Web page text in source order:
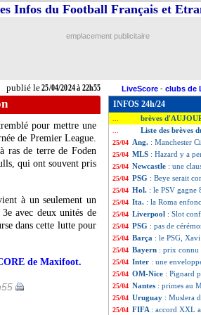
publié le25/04/2024 à 22h55
Infos du Football Français et
emplacement publicitaire
LiveScore - clubs de
pour mettre une
de Premier League.
ras de terre de Foden
qui ont souvent pris
à un seulement un
avec deux unités de
dans cette lutte pour
de Maxifoot.
INFOS 24h/24
brèves
Liste des brèves
25/04 Ang. : Manchester
25/04 MLS : Hazard y a
25/04 Newcastle : une
25/04 PSG : Beye serait
25/04 Hol. : le PSV gagne
25/04 Ita. : la Roma
25/04 Liverpool : Slot
25/04 PSG : pas de
25/04 Barça : le PSG,
25/04 Bayern : prix connu
25/04 Inter : une
25/04 OM-Nice : Pignard
25/04 Nantes : primes au
25/04 Uruguay : Muslera
25/04 FIFA : accord XXL